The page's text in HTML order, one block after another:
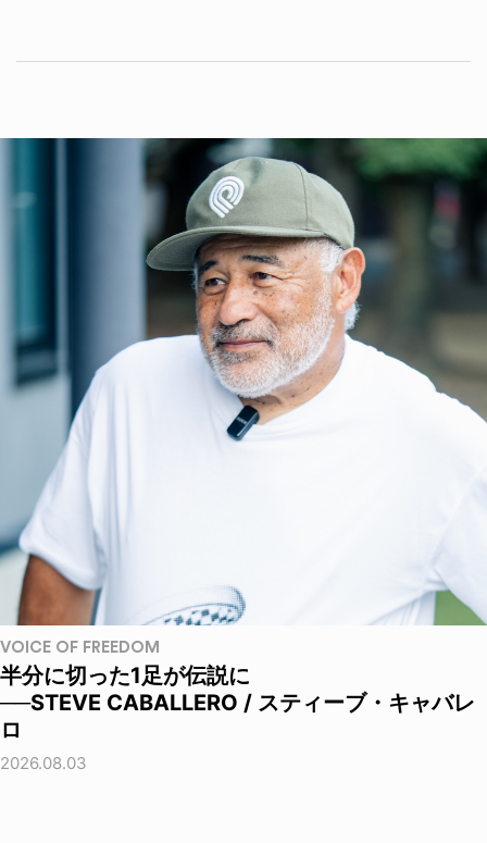
VOICE OF FREEDOM
半分に切った1足が伝説に
──STEVE CABALLERO / スティーブ・キャバレ
ロ
2026.08.03